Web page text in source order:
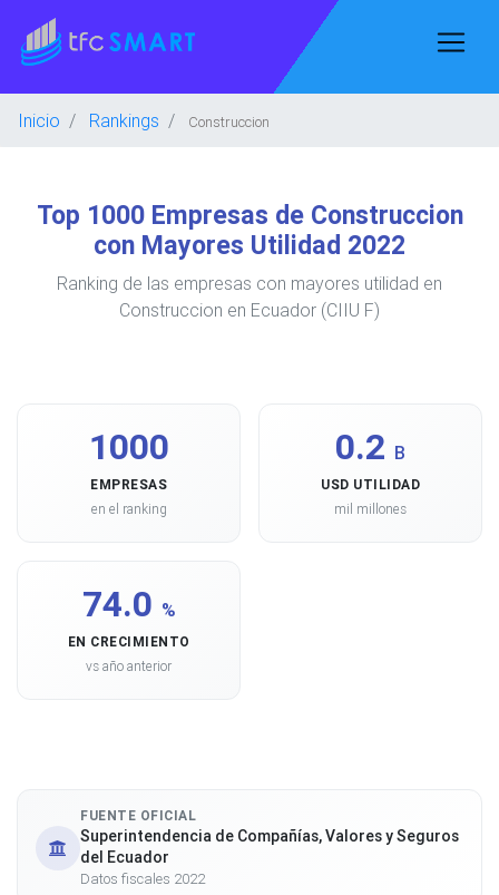
Inicio Rankings Construccion
Top 1000 Empresas de Construccion
con Mayores Utilidad 2022
Ranking de las empresas con mayores utilidad en
Construccion en Ecuador (CIIU F)
1000
EMPRESAS
en el ranking
0.2 B
USD UTILIDAD
mil millones
74.0 %
EN CRECIMIENTO
vs año anterior
FUENTE OFICIAL
Superintendencia de Compañías, Valores y Seguros
del Ecuador
Datos fiscales 2022